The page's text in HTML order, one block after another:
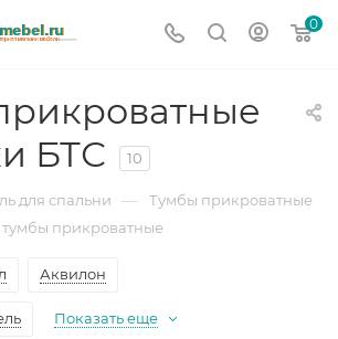
0
БТС
10
для спальни — Тумбы прикроватные
прикроватные
Аквилон
Показать еще